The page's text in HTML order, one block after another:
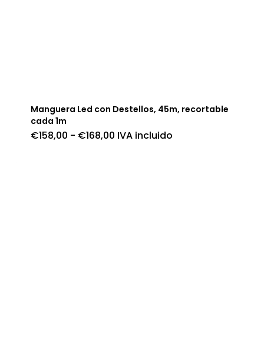
Manguera Led con Destellos, 45m, recortable
cada 1m
€158,00 - €168,00Rango
IVA incluido